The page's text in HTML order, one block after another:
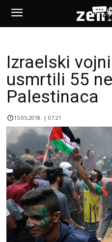
Izraelski
usmrtili 55
Palestinaca
15.05.2018. | 07:21